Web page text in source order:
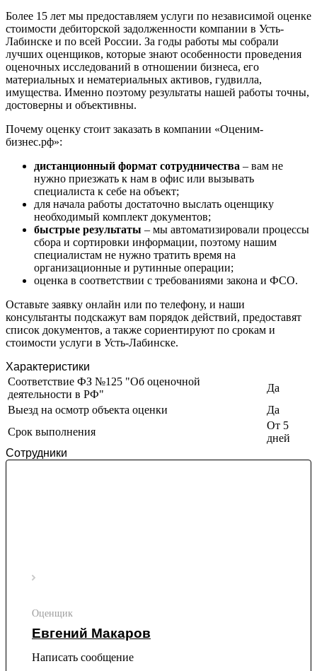
Более 15 лет мы предоставляем услуги по независимой оценке
стоимости дебиторской задолженности компании в Усть-
Лабинске и по всей России. За годы работы мы собрали
лучших оценщиков, которые знают особенности проведения
оценочных исследований в отношении бизнеса, его
материальных и нематериальных активов, гудвилла,
имущества. Именно поэтому результаты нашей работы точны,
достоверны и объективны.
Почему оценку стоит заказать в компании «Оценим-
бизнес.рф»:
дистанционный формат сотрудничества – вам не
нужно приезжать к нам в офис или вызывать
специалиста к себе на объект;
для начала работы достаточно выслать оценщику
необходимый комплект документов;
быстрые результаты – мы автоматизировали процессы
сбора и сортировки информации, поэтому нашим
специалистам не нужно тратить время на
организационные и рутинные операции;
оценка в соответствии с требованиями закона и ФСО.
Оставьте заявку онлайн или по телефону, и наши
консультанты подскажут вам порядок действий, предоставят
список документов, а также сориентируют по срокам и
стоимости услуги в Усть-Лабинске.
Характеристики
Соответствие ФЗ №125 "Об оценочной
деятельности в РФ"
Да
Выезд на осмотр объекта оценки
Да
Срок выполнения
От 5
дней
Сотрудники
Оценщик
Евгений Макаров
Написать сообщение
Ейск
Екатеринбург
Елабуга
Елец
Елизово
Енисейск
Ермолино
Ессентуки
Железногорск
Жуковский
Заводоуковск
Заозерный
Заполярный
Заречный
Заринск
Звенигород
Зеленоград
Зеленодольск
Зея
Иваново
Ивантеевка
Ижевск
Изобильный
Ипатово
Ирбит
Иркутск
Калининград
Камбарка
Каменка
Каменск-Шахтинский